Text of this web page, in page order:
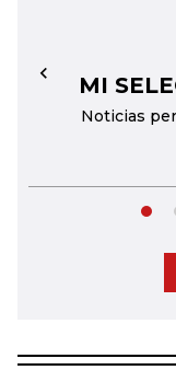
MI
Noticias
←